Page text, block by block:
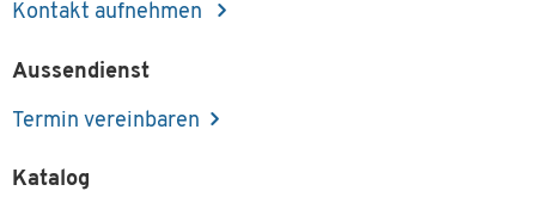
Kontakt aufnehmen
Aussendienst
Termin vereinbaren
Katalog